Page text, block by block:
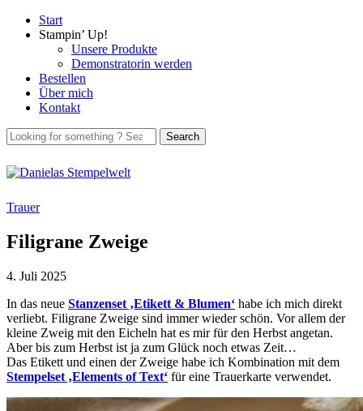
Start
Stampin’ Up!
Unsere Produkte
Demonstratorin werden
Bestellen
Über mich
Kontakt
Trauer
Filigrane Zweige
4. Juli 2025
In das neue Stanzenset ‚Etikett & Blumen‘ habe ich mich direkt
verliebt. Filigrane Zweige sind immer wieder schön. Vor allem der
kleine Zweig mit den Eicheln hat es mir für den Herbst angetan.
Aber bis zum Herbst ist ja zum Glück noch etwas Zeit…
Das Etikett und einen der Zweige habe ich Kombination mit dem
Stempelset ‚Elements of Text‘ für eine Trauerkarte verwendet.